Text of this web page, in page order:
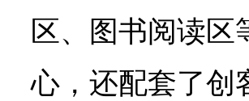
区、图书阅读
心，还配套了创